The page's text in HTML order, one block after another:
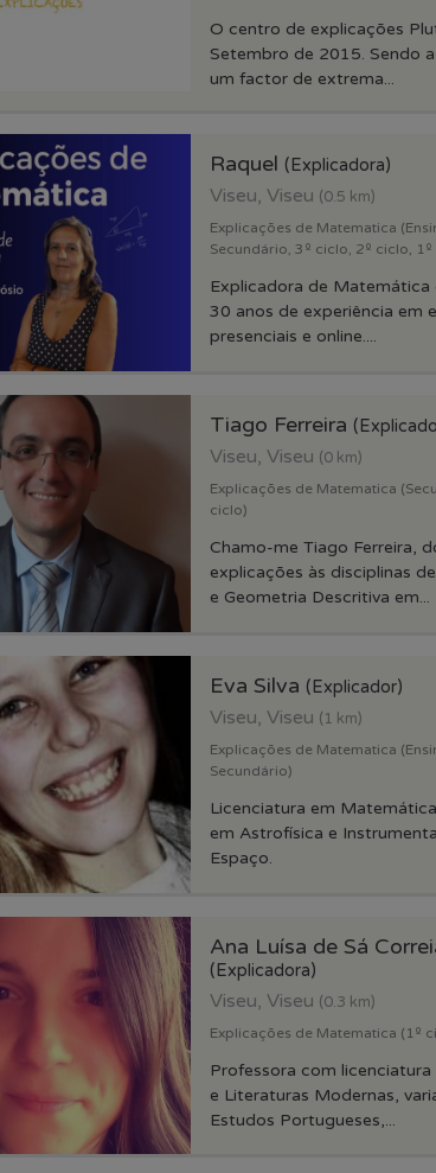
O centro de explicações
Setembro de 2015. Sendo
um factor de extrema...
Raquel (Explicadora)
Viseu, Viseu (0.5 km)
Explicações de Matematica
Secundário, 3º ciclo, 2º ciclo,
Explicadora de Matemática
30 anos de experiência em
presenciais e online....
Tiago Ferreira
Viseu, Viseu (0 km)
Explicações de Matematica
ciclo)
Chamo-me Tiago Ferreira,
explicações às disciplinas
e Geometria Descritiva em...
Eva Silva (Explicador)
Viseu, Viseu (1 km)
Explicações de Matematica
Secundário)
Licenciatura em
em Astrofísica e
Espaço.
Ana Luísa de Sá
(Explicadora)
Viseu, Viseu (0.3 km)
Explicações de Matematica (1º
Professora com licenciatura
e Literaturas Modernas,
Estudos Portugueses,...